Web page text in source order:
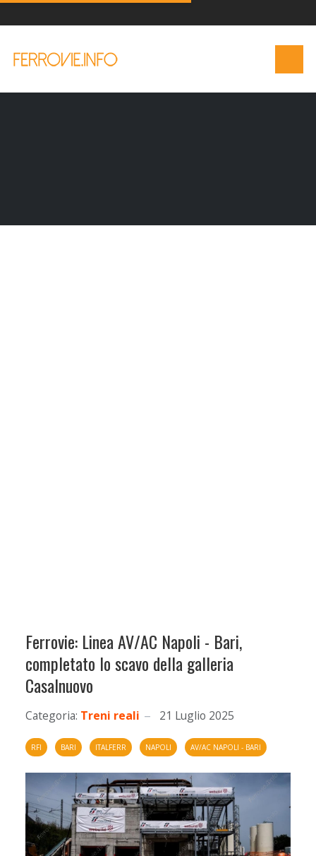
Ferrovie: Linea AV/AC Napoli - Bari,
completato lo scavo della galleria
Casalnuovo
Categoria: Treni reali 21 Luglio 2025
RFI BARI ITALFERR NAPOLI AV/AC NAPOLI - BARI